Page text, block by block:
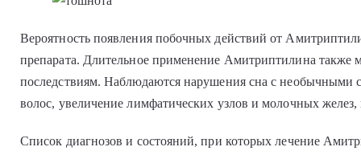
Вероятность появления побочных действий от
препарата. Длительное применение Амитриптилина также
последствиям. Наблюдаются нарушения сна с необычными
волос, увеличение лимфатических узлов и молочных
Список диагнозов и состояний, при которых лечение